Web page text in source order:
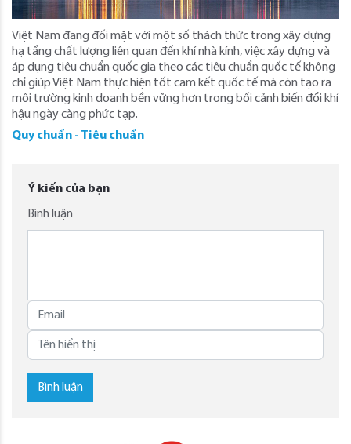
Việt Nam đang đối mặt với một số thách thức trong xây dựng
hạ tầng chất lượng liên quan đến khí nhà kính, việc xây dựng và
áp dụng tiêu chuẩn quốc gia theo các tiêu chuẩn quốc tế không
chỉ giúp Việt Nam thực hiện tốt cam kết quốc tế mà còn tạo ra
môi trường kinh doanh bền vững hơn trong bối cảnh biến đổi khí
hậu ngày càng phức tạp.
Quy chuẩn - Tiêu chuẩn
Ý kiến của bạn
Bình luận
Bình luận